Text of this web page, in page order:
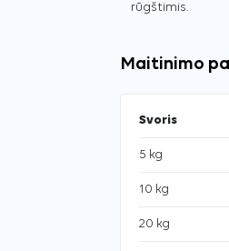
rūgštimis.
Maitinimo
Svoris
5 kg
10 kg
20 kg